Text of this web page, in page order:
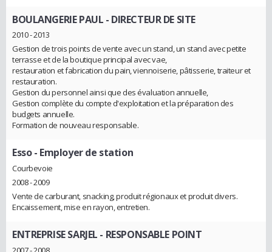
BOULANGERIE PAUL - DIRECTEUR DE SITE
2010 - 2013
Gestion de trois points de vente avec un stand, un stand avec petite
terrasse et de la boutique principal avec vae,
restauration et fabrication du pain, viennoiserie, pâtisserie, traiteur et
restauration.
Gestion du personnel ainsi que des évaluation annuelle,
Gestion complète du compte d'exploitation et la préparation des
budgets annuelle.
Formation de nouveau responsable.
Esso- Employer de station
Courbevoie
2008 - 2009
Vente de carburant, snacking, produit régionaux et produit divers.
Encaissement, mise en rayon, entretien.
ENTREPRISE SARJEL - RESPONSABLE POINT